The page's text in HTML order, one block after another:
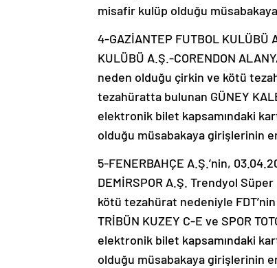
misafir kulüp olduğu
4-GAZİANTEP FUTBOL
KULÜBÜ A.Ş.-CORENDON
neden olduğu çirkin ve kötü
tezahüratta bulunan GÜNEY
elektronik bilet kapsamındaki
olduğu müsabakaya girişlerinin
5-FENERBAHÇE A.Ş.’nin,
DEMİRSPOR A.Ş. Trendyol
kötü tezahürat nedeniyle
TRİBÜN KUZEY C-E ve SPOR
elektronik bilet kapsamındaki
olduğu müsabakaya girişlerinin